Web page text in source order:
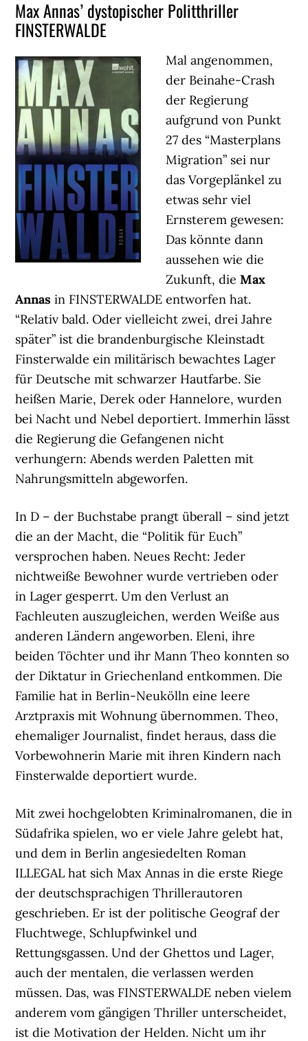
Max Annas’ dystopischer Politthriller
FINSTERWALDE
Mal angenommen,
der Beinahe-Crash
der Regierung
aufgrund von Punkt
27 des “Masterplans
Migration” sei nur
das Vorgeplänkel zu
etwas sehr viel
Ernsterem gewesen:
Das könnte dann
aussehen wie die
Zukunft, dieMax
Annas in FINSTERWALDE entworfen hat.
“Relativ bald. Oder vielleicht zwei, drei Jahre
später” ist die brandenburgische Kleinstadt
Finsterwalde ein militärisch bewachtes Lager
für Deutsche mit schwarzer Hautfarbe. Sie
heißen Marie, Derek oder Hannelore, wurden
bei Nacht und Nebel deportiert. Immerhin lässt
die Regierung die Gefangenen nicht
verhungern: Abends werden Paletten mit
Nahrungsmitteln abgeworfen.
In D – der Buchstabe prangt überall – sind jetzt
die an der Macht, die “Politik für Euch”
versprochen haben. Neues Recht: Jeder
nichtweiße Bewohner wurde vertrieben oder
in Lager gesperrt. Um den Verlust an
Fachleuten auszugleichen, werden Weiße aus
anderen Ländern angeworben. Eleni, ihre
beiden Töchter und ihr Mann Theo konnten so
der Diktatur in Griechenland entkommen. Die
Familie hat in Berlin-Neukölln eine leere
Arztpraxis mit Wohnung übernommen. Theo,
ehemaliger Journalist, findet heraus, dass die
Vorbewohnerin Marie mit ihren Kindern nach
Finsterwalde deportiert wurde.
Mit zwei hochgelobten Kriminalromanen, die in
Südafrika spielen, wo er viele Jahre gelebt hat,
und dem in Berlin angesiedelten Roman
ILLEGAL hat sich Max Annas in die erste Riege
der deutschsprachigen Thrillerautoren
geschrieben. Er ist der politische Geograf der
Fluchtwege, Schlupfwinkel und
Rettungsgassen. Und der Ghettos und Lager,
auch der mentalen, die verlassen werden
müssen. Das, was FINSTERWALDE neben vielem
anderem vom gängigen Thriller unterscheidet,
ist die Motivation der Helden. Nicht um ihr